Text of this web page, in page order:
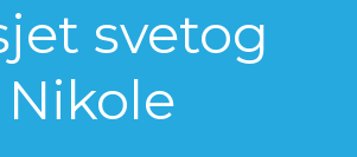
svetog
Nikole